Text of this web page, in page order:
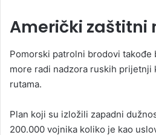
Američki zaštitni
Pomorski patrolni brodovi takođe
more radi nadzora ruskih prijetnji
rutama.
Plan koji su izložili zapadni
200.000 vojnika koliko je kao